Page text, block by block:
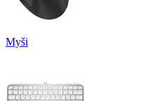
Myši